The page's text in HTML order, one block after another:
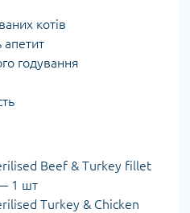
котів
апетит
годування
Beef & Turkey fillet
1 шт
Turkey & Chicken